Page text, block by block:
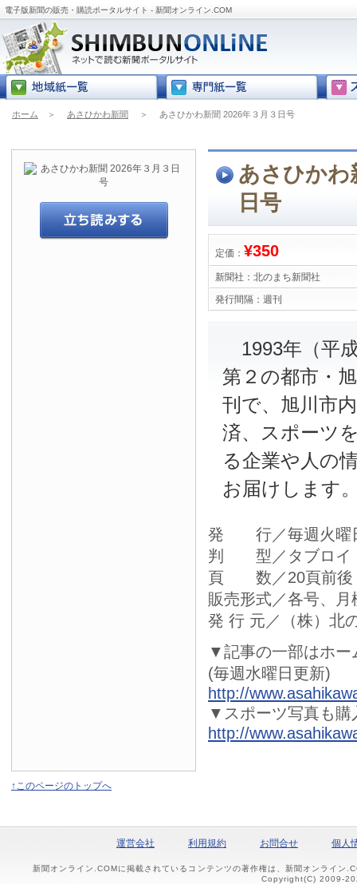
電子版新聞の販売・購読ポータルサイト - 新聞オンライン.COM
ホーム ＞ あさひかわ新聞 ＞ あさひかわ新聞 2026年３月３日号
あさひかわ
日号
定価： ¥350
新聞社： 北のまち新聞社
発行間隔： 週刊
1993年（平
第２の都市・
刊で、旭川市
済、スポーツ
る企業や人の
お届けします
発 行／毎週火曜
判 型／タブロイ
頁 数／20頁前後
販売形式／各号、月
発 行 元／（株）北
▼記事の一部はホー
(毎週水曜日更新)
http://
▼スポーツ写真も購
http://
↑このページのトップへ
運営会社 利用規約 お問合せ 個人
新聞オンライン.COMに掲載されているコンテンツの著作権は、新聞オンライン
Copyright(C) 2009-